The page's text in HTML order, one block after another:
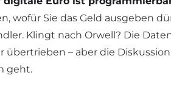
wofür Sie das Geld ausgeben
Klingt nach Orwell? Die
übertrieben – aber die
geht.